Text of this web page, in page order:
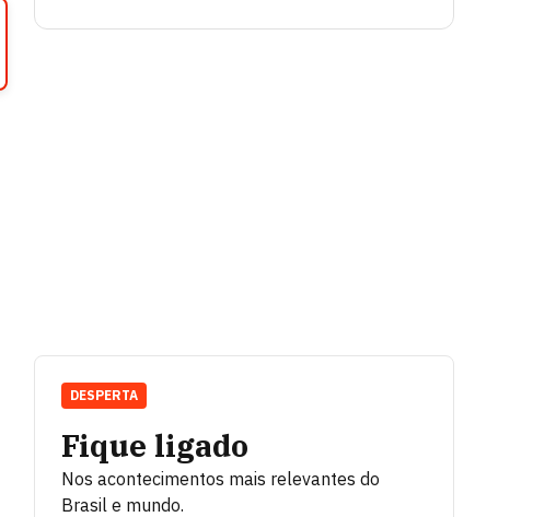
Fique ligado
Nos acontecimentos mais relevantes do
Brasil e mundo.
DESPERTA